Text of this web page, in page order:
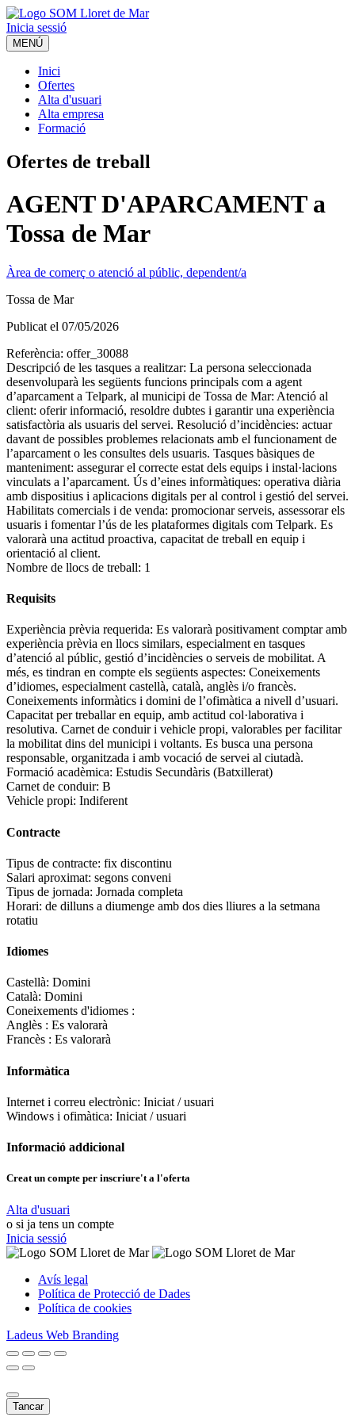
Inicia sessió
MENÚ
Inici
Ofertes
Alta d'usuari
Alta empresa
Formació
Ofertes de treball
AGENT D'APARCAMENT a
Tossa de Mar
Àrea de comerç o atenció al públic, dependent/a
Tossa de Mar
Publicat el 07/05/2026
Referència: offer_30088
Descripció de les tasques a realitzar: La persona seleccionada
desenvoluparà les següents funcions principals com a agent
d’aparcament a Telpark, al municipi de Tossa de Mar: Atenció al
client: oferir informació, resoldre dubtes i garantir una experiència
satisfactòria als usuaris del servei. Resolució d’incidències: actuar
davant de possibles problemes relacionats amb el funcionament de
l’aparcament o les consultes dels usuaris. Tasques bàsiques de
manteniment: assegurar el correcte estat dels equips i instal·lacions
vinculats a l’aparcament. Ús d’eines informàtiques: operativa diària
amb dispositius i aplicacions digitals per al control i gestió del servei.
Habilitats comercials i de venda: promocionar serveis, assessorar els
usuaris i fomentar l’ús de les plataformes digitals com Telpark. Es
valorarà una actitud proactiva, capacitat de treball en equip i
orientació al client.
Nombre de llocs de treball: 1
Requisits
Experiència prèvia requerida: Es valorarà positivament comptar amb
experiència prèvia en llocs similars, especialment en tasques
d’atenció al públic, gestió d’incidències o serveis de mobilitat. A
més, es tindran en compte els següents aspectes: Coneixements
d’idiomes, especialment castellà, català, anglès i/o francès.
Coneixements informàtics i domini de l’ofimàtica a nivell d’usuari.
Capacitat per treballar en equip, amb actitud col·laborativa i
resolutiva. Carnet de conduir i vehicle propi, valorables per facilitar
la mobilitat dins del municipi i voltants. Es busca una persona
responsable, organitzada i amb vocació de servei al ciutadà.
Formació acadèmica: Estudis Secundàris (Batxillerat)
Carnet de conduir: B
Vehicle propi: Indiferent
Contracte
Tipus de contracte: fix discontinu
Salari aproximat: segons conveni
Tipus de jornada: Jornada completa
Horari: de dilluns a diumenge amb dos dies lliures a la setmana
rotatiu
Idiomes
Castellà: Domini
Català: Domini
Coneixements d'idiomes :
Anglès : Es valorarà
Francès : Es valorarà
Informàtica
Internet i correu electrònic: Iniciat / usuari
Windows i ofimàtica: Iniciat / usuari
Informació addicional
Creat un compte per inscriure't a l'oferta
Alta d'usuari
o si ja tens un compte
Inicia sessió
Avís legal
Política de Protecció de Dades
Política de cookies
Ladeus Web Branding
Tancar